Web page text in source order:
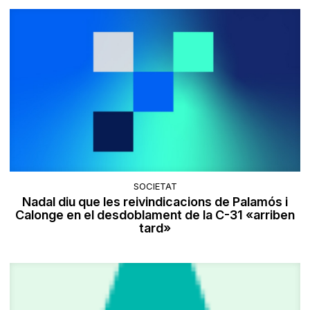
SOCIETAT
Nadal diu que les reivindicacions de Palamós i
Calonge en el desdoblament de la C-31 «arriben
tard»